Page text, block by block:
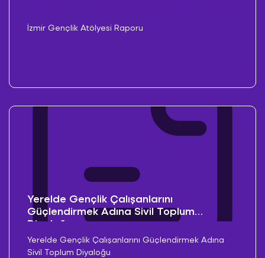
İzmir Gençlik Atölyesi Raporu
Yerelde Gençlik Çalışanlarını
Güçlendirmek Adına Sivil Toplum
Diyaloğu
Yerelde Gençlik Çalışanlarını Güçlendirmek Adına
Sivil Toplum Diyaloğu